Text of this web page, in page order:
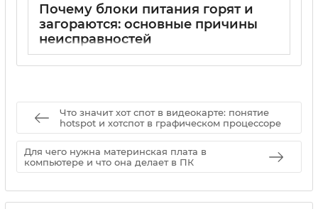
Почему блоки питания горят и
загораются: основные причины
неисправностей
Что значит хот спот в видеокарте: понятие
hotspot и хотспот в графическом процессоре
Для чего нужна материнская плата в
компьютере и что она делает в ПК